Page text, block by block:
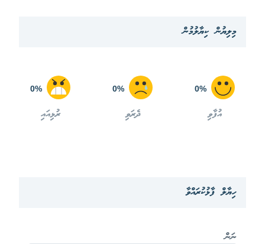
މިލިޔުން ކިޔާލުމުން
0%
އުފާވި
0%
ދެރަވި
0%
ރުޅިއައި
ހިޔާލް ފާޅުކުރައްވާ
ނަން